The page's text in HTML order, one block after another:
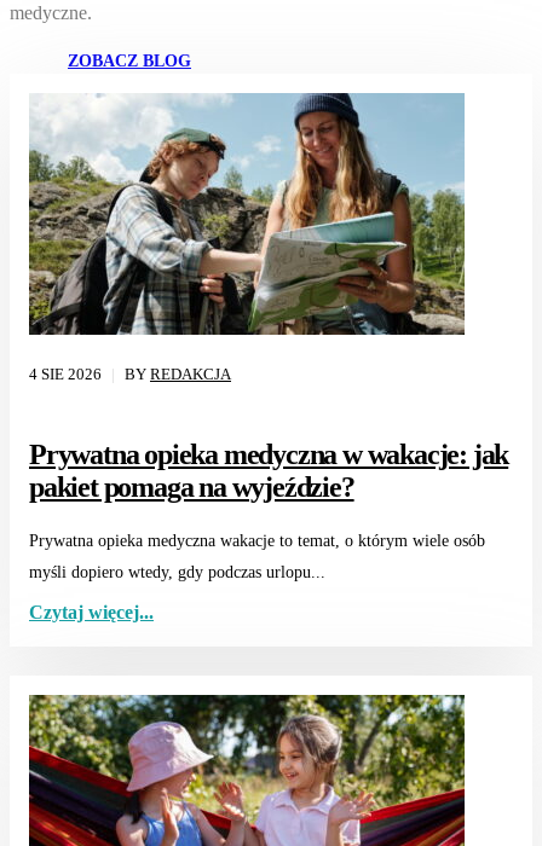
medyczne.
ZOBACZ BLOG
4 SIE 2026 BY REDAKCJA
Prywatna opieka medyczna w wakacje: jak
pakiet pomaga na wyjeździe?
Prywatna opieka medyczna wakacje to temat, o którym wiele osób
myśli dopiero wtedy, gdy podczas urlopu...
Czytaj więcej...